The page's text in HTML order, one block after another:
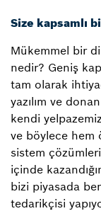
Size kapsamlı
Mükemmel bir
nedir? Geniş
tam olarak
yazılım ve
kendi
ve böylece hem
sistem
içinde
bizi piyasada
tedarikçisi